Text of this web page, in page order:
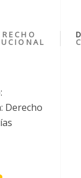
Derecho